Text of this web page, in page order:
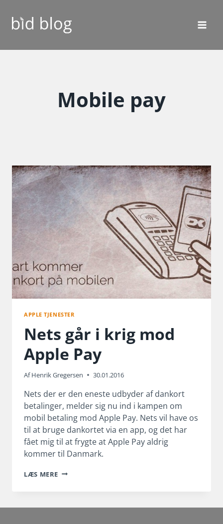
indhold
Mobile pay
APPLE TJENESTER
Nets går i krig mod
Apple Pay
Af Henrik Gregersen 30.01.2016
Nets der er den eneste udbyder af dankort
betalinger, melder sig nu ind i kampen om
mobil betaling mod Apple Pay. Nets vil have os
til at bruge dankortet via en app, og det har
fået mig til at frygte at Apple Pay aldrig
kommer til Danmark.
LÆS MERE NETS
MOD